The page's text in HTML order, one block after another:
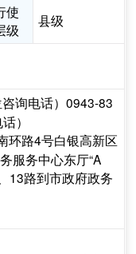
使
级
县级
询电话）0943-83
）
环路4号白银高新区
服务中心东厅“A
13路到市政府政务